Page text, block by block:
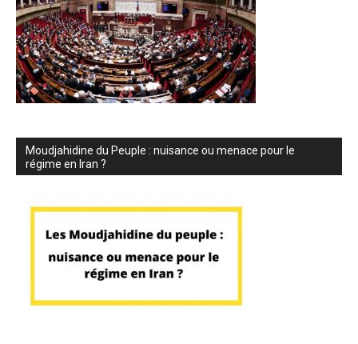
Moudjahidine du Peuple : nuisance ou menace pour le
régime en Iran ?